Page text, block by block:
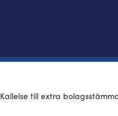
Kallelse till extra